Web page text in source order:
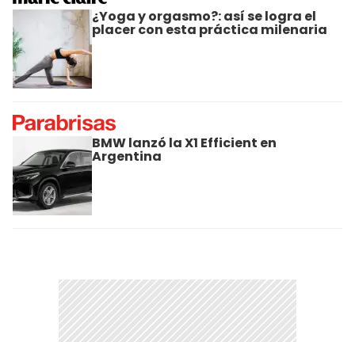
¿Yoga y orgasmo?: así se logra el
placer con esta práctica milenaria
BMW lanzó la X1 Efficient en
Argentina